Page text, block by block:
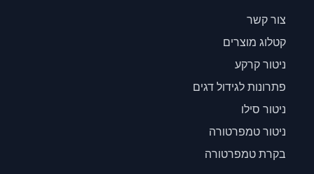
צור קשר
קטלוג מוצרים
ניטור קרקע
פתרונות לגידול דגים
ניטור סילו
ניטור טמפרטורה
בקרת טמפרטורה